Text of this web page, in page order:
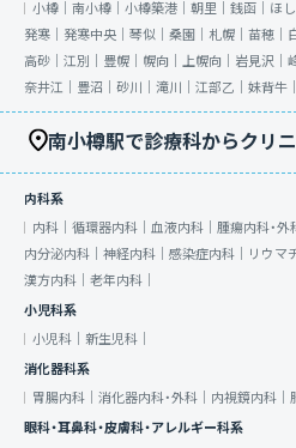
小樽｜ 南小樽｜ 小樽築港｜ 朝里｜ 銭函｜ ほし
発寒｜ 発寒中央｜ 琴似｜ 桑園｜ 札幌｜ 苗穂｜
高砂｜ 江別｜ 豊幌｜ 幌向｜ 上幌向｜ 岩見沢｜
奈井江｜ 豊沼｜ 砂川｜ 滝川｜ 江部乙｜ 妹背牛｜
南小樽駅で診療科からクリ
内科系
内科｜ 循環器内科｜ 血液内科｜ 腫瘍内科・外
内分泌内科｜ 神経内科｜ 感染症内科｜ リウマ
漢方内科｜ 老年内科｜
小児科系
小児科｜ 新生児科｜
消化器科系
胃腸内科｜ 消化器内科・外科｜ 内視鏡内科｜
眼科・耳鼻科・皮膚科・アレルギー科系